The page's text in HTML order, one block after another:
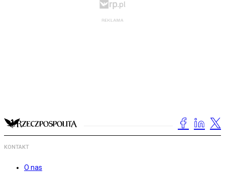
KONTAKT
O nas